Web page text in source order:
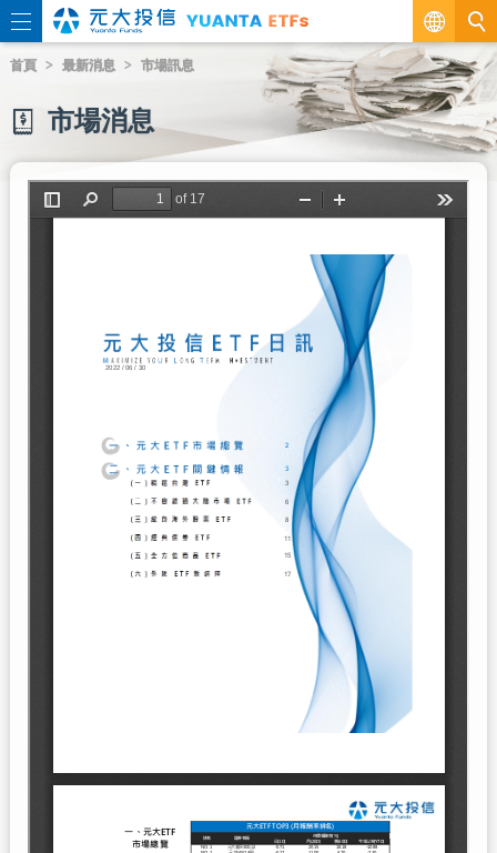
繁
EN
首頁 最新消息 市場訊息
市場消息